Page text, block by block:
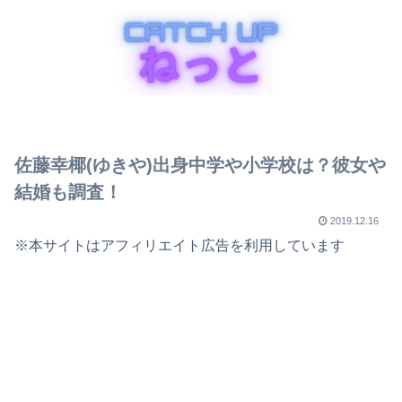
佐藤幸椰(ゆきや)出身中学や小学校は？彼女や
結婚も調査！
2019.12.16
※本サイトはアフィリエイト広告を利用しています